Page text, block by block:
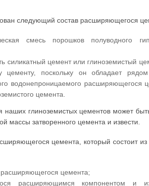
следующий состав расширяющегося
смесь порошков полуводного
силикатный цемент или глиноземистый
цементу, поскольку он обладает
водонепроницаемого расширяющегося
цемента.
глиноземистых цементов может
массы затворенного цемента и извести.
цемента, который состоит
расширяющегося цемента;
расширяющимся компонентом и